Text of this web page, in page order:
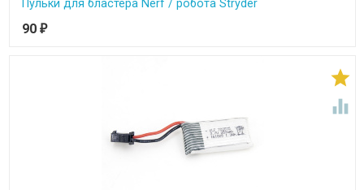
Пульки для бластера Nerf / робота Stryder
90 ₽

